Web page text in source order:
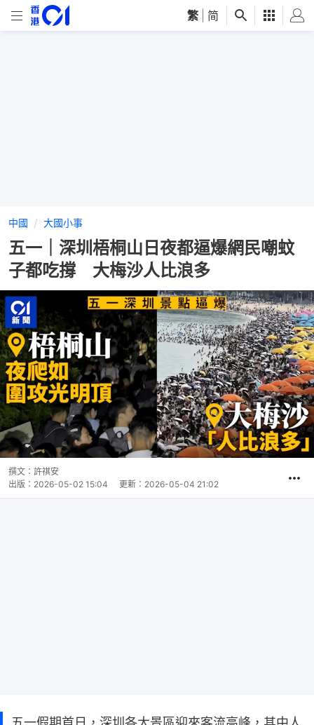
繁 简
中國 大國小事
五一｜深圳梧桐山日夜都逼爆網民嘲蚊
子都吃撐 大梅沙人比浪多
撰文： 許祺安
出版： 2026-05-02 15:04 更新： 2026-05-04 21:02